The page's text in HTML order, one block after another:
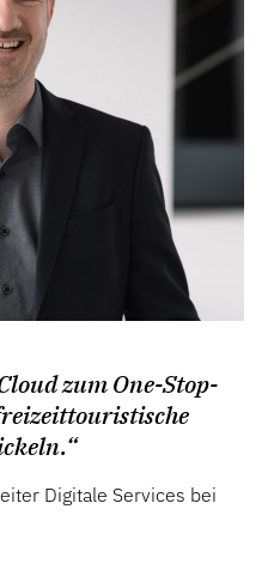
zum One-Stop-
Digitale Services bei